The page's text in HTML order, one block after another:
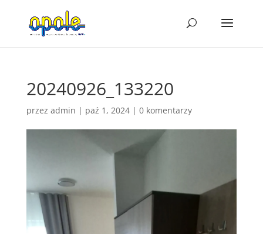
20240926_133220
przez admin | paź 1, 2024| 0 komentarzy